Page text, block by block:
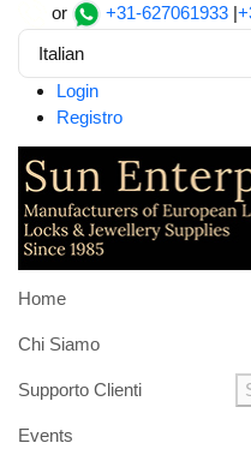
or +31-627061933 |
Italian
Login
Registro
Home
Chi Siamo
Supporto Clienti
Events